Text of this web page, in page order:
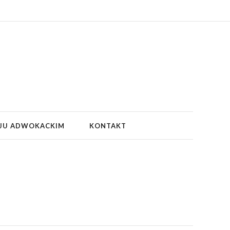
ADWOKACKIM KONTAKT